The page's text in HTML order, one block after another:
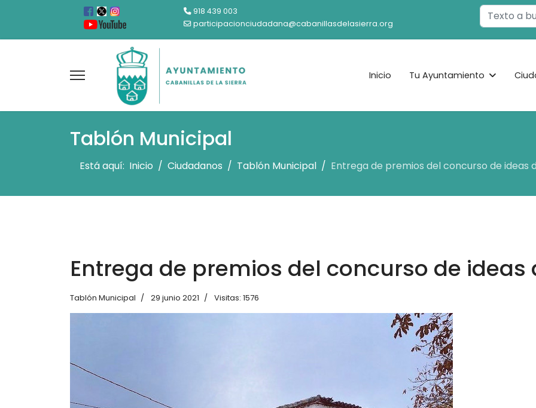
918 439 003
participacionciudadana@cabanillasdelasierra.org
Buscar
Inicio Tu Ayuntamiento
Tablón Municipal
Está aquí: Inicio Ciudadanos Tablón Municipal Entrega de premios del concurso de ideas
Entrega de premios del concurso de ideas
Tablón Municipal 29 junio 2021 Visitas: 1576